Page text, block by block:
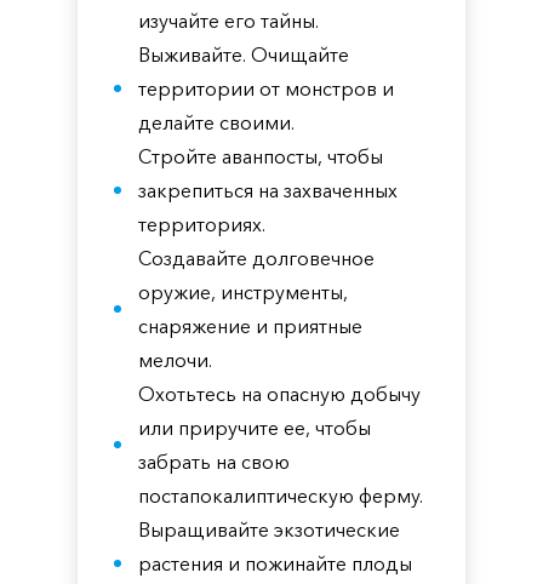
изучайте его тайны.
Выживайте. Очищайте
территории от монстров и
делайте своими.
Стройте аванпосты, чтобы
закрепиться на захваченных
территориях.
Создавайте долговечное
оружие, инструменты,
снаряжение и приятные
мелочи.
Охотьтесь на опасную добычу
или приручите ее, чтобы
забрать на свою
постапокалиптическую ферму.
Выращивайте экзотические
растения и пожинайте плоды